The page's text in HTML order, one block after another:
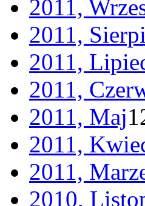
2011,
2011,
2011,
2011,
2011, Maj
2011,
2011,
2010,